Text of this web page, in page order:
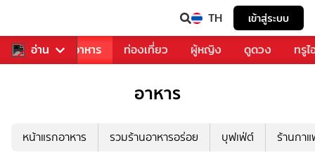
TH เข้าสู่ระบบ
อ่าน
การเพลง อาหาร ท่องเที่ยว ผู้หญิง ดูดวง ทรู
อาหาร
หน้าแรกอาหาร รวมร้านอาหารอร่อย บุฟเฟ่ต์ ร้านกา